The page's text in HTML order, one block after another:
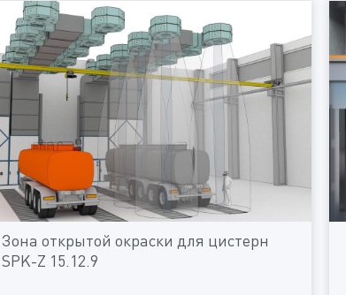
Зона открытой окраски для цистерн
SPK-Z 15.12.9